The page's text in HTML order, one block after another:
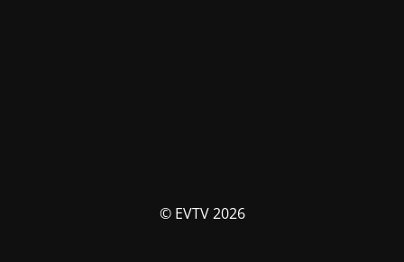
© EVTV 2026